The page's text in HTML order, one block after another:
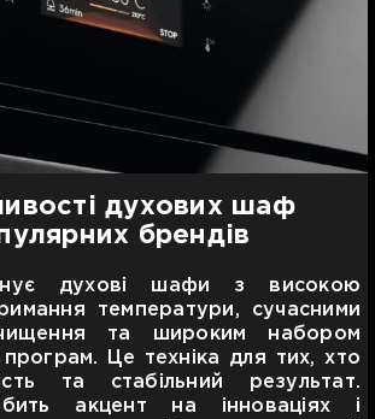
духових шаф
брендів
духові шафи з високою
температури, сучасними
та широким набором
Це техніка для тих, хто
та стабільний результат.
акцент на інноваціях і